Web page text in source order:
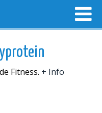
Fitness. + Info